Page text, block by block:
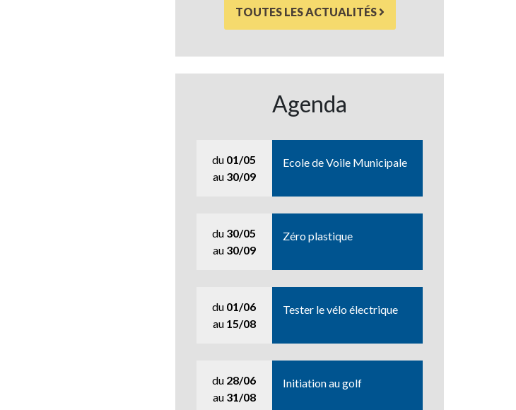
TOUTES LES ACTUALITÉS
Agenda
du 01/05
au 30/09
Ecole de Voile Municipale
du 30/05
au 30/09
Zéro plastique
du 01/06
au 15/08
Tester le vélo électrique
du 28/06
au 31/08
Initiation au golf